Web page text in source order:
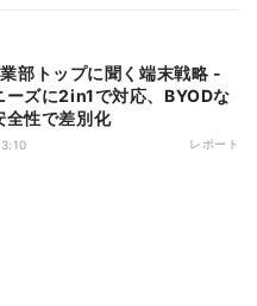
部トップに聞く端末戦略 -
ーズに2in1で対応、BYODな
全性で差別化
レポート